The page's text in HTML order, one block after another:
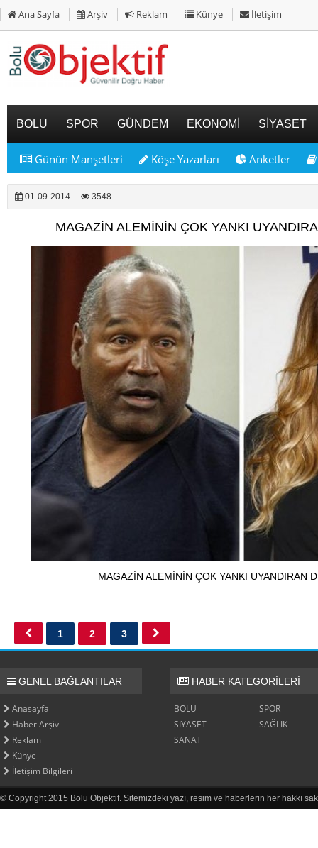
Ana Sayfa Arşiv Reklam Künye İletişim
BOLU SPOR GÜNDEM EKONOMİ SİYASET
Günün Manşetleri Köşe Yazarları Anketler
01-09-2014 3548
MAGAZİN ALEMİNİN ÇOK YANKI
MAGAZİN ALEMİNİN ÇOK YANKI UYANDIRAN
1 2 3
GENEL BAĞLANTILAR
Anasayfa
Haber Arşivi
Reklam
Künye
İletişim Bilgileri
HABER KATEGORİLERİ
BOLU
SPOR
SİYASET
SAĞLIK
SANAT
© Copyright 2015 Bolu Objektif. Sitemizdeki yazı, resim ve haberlerin her hakkı